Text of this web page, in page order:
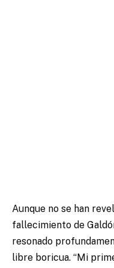
Aunque no se han
fallecimiento de
resonado
libre boricua. “Mi